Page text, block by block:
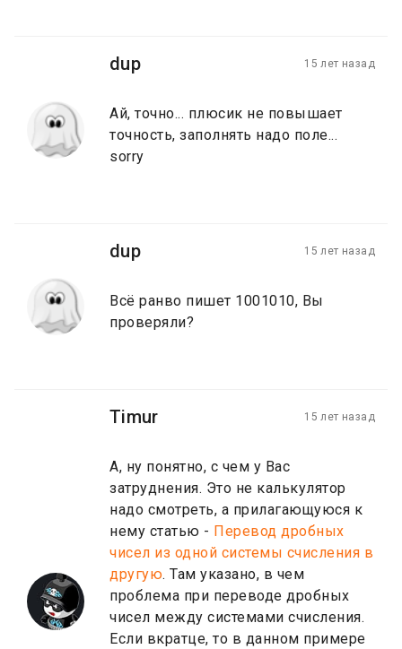
dup 15 лет назад
Ай, точно... плюсик не повышает
точность, заполнять надо поле...
sorry
dup 15 лет назад
Всё ранво пишет 1001010, Вы
проверяли?
Timur 15 лет назад
А, ну понятно, с чем у Вас
затруднения. Это не калькулятор
надо смотреть, а прилагающуюся к
нему статью - Перевод дробных
чисел из одной системы счисления в
другую. Там указано, в чем
проблема при переводе дробных
чисел между системами счисления.
Если вкратце, то в данном примере